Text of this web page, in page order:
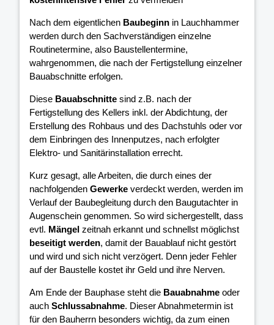
Nach dem eigentlichen Baubeginn in Lauchhammer
werden durch den Sachverständigen einzelne
Routinetermine, also Baustellentermine,
wahrgenommen, die nach der Fertigstellung einzelner
Bauabschnitte erfolgen.
Diese Bauabschnitte sind z.B. nach der
Fertigstellung des Kellers inkl. der Abdichtung, der
Erstellung des Rohbaus und des Dachstuhls oder vor
dem Einbringen des Innenputzes, nach erfolgter
Elektro- und Sanitärinstallation errecht.
Kurz gesagt, alle Arbeiten, die durch eines der
nachfolgenden Gewerke verdeckt werden, werden im
Verlauf der Baubegleitung durch den Baugutachter in
Augenschein genommen. So wird sichergestellt, dass
evtl. Mängel zeitnah erkannt und schnellst möglichst
beseitigt werden, damit der Bauablauf nicht gestört
und wird und sich nicht verzögert. Denn jeder Fehler
auf der Baustelle kostet ihr Geld und ihre Nerven.
Am Ende der Bauphase steht die Bauabnahme oder
auch Schlussabnahme. Dieser Abnahmetermin ist
für den Bauherrn besonders wichtig, da zum einen